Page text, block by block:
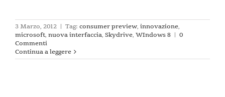
3 Marzo, 2012 | Tag: consumer preview, innovazione,
microsoft, nuova interfaccia, Skydrive, WIndows 8 | 0
Commenti
Continua a leggere